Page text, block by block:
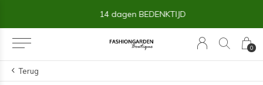
0
14 dagen BEDENKTIJD
Terug